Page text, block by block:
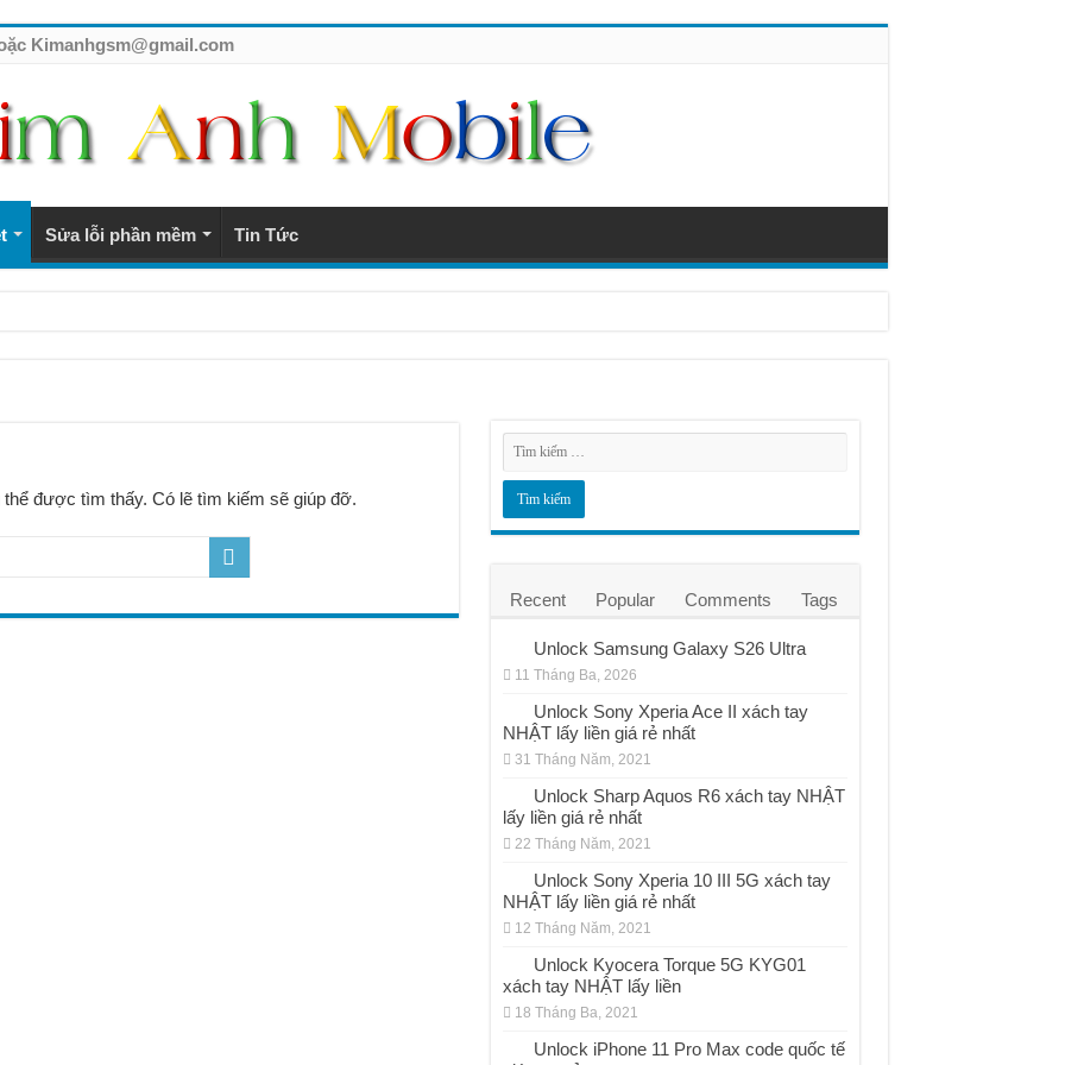
Kimanhgsm@gmail.com
Sửa lỗi phần mềm Tin Tức
rẻ
được tìm thấy. Có lẽ tìm kiếm sẽ giúp đỡ.
Recent Popular Comments Tags
Unlock Samsung Galaxy S26 Ultra
11 Tháng Ba, 2026
Unlock Sony Xperia Ace II xách tay
NHẬT lấy liền giá rẻ nhất
31 Tháng Năm, 2021
Unlock Sharp Aquos R6 xách tay NHẬT
lấy liền giá rẻ nhất
22 Tháng Năm, 2021
Unlock Sony Xperia 10 III 5G xách tay
NHẬT lấy liền giá rẻ nhất
12 Tháng Năm, 2021
Unlock Kyocera Torque 5G KYG01
xách tay NHẬT lấy liền
18 Tháng Ba, 2021
Unlock iPhone 11 Pro Max code quốc tế